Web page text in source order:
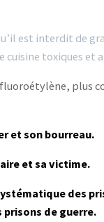
est interdit de
cuisine toxiques et
plus
et son bourreau.
et sa victime.
des
prisons de guerre.